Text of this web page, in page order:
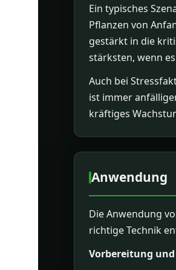
Ein typisches
Pflanzen von
gestärkt in die
stärksten, wenn
Auch bei
ist immer
kräftiges
Anwendung
Die Anwendung
richtige Technik
Vorbereitung